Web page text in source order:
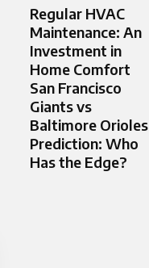
Regular HVAC
Maintenance: An
Investment in
Home Comfort
San Francisco
Giants vs
Baltimore Orioles
Prediction: Who
Has the Edge?